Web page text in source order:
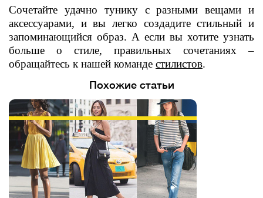
Сочетайте удачно тунику с разными вещами и
аксессуарами, и вы легко создадите стильный и
запоминающийся образ. А если вы хотите узнать
больше о стиле, правильных сочетаниях –
обращайтесь к нашей команде стилистов.
Похожие статьи